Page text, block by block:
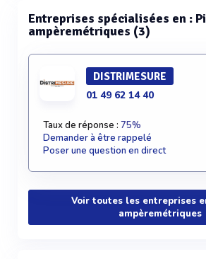
Entreprises spécialisées en :
ampèremétriques (3)
DISTRIMESURE
01 49 62 14 40
Taux de réponse : 75%
Demander à être rappelé
Poser une question en direct
Voir toutes les entreprises
ampèremétriques